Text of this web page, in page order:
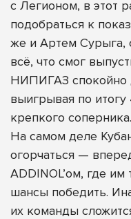
с Легионом, в этот
подобраться к
же и Артем Сурыга,
всё, что смог
НИПИГАЗ спокойно
выигрывая по итогу
крепкого
На самом деле
огорчаться —
ADDINOL’ом, где им
шансы победить.
их команды